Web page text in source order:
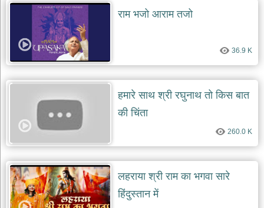
दयाल
dayal
bhajans
देव
bhajans
भजन
bhajan
of
the
day
राम भजो आराम तजो
36.9 K
हमारे साथ श्री रघुनाथ तो किस बात
की चिंता
260.0 K
लहराया श्री राम का भगवा सारे
हिंदुस्तान में